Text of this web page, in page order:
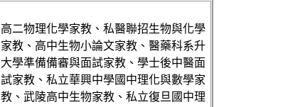
高二物理化學家教、私醫聯招生物與化學
家教、高中生物小論文家教、醫藥科系升
大學準備備審與面試家教、學士後中醫面
試家教、私立華興中學國中理化與數學家
教、武陵高中生物家教、私立復旦國中理